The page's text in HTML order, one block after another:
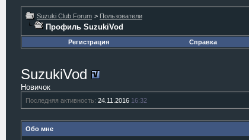
Suzuki Club Forum > Пользователи
Профиль SuzukiVod
Регистрация
Справка
SuzukiVod
Новичок
Последняя активность: 24.11.2016 16:32
Обо мне